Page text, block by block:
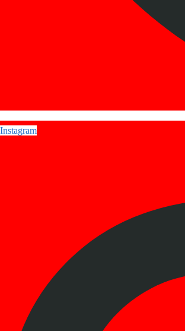
Instagram